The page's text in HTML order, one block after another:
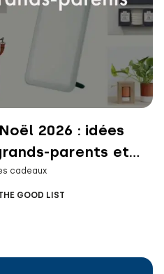
2026 : idées
parents et
parents
cadeaux
GOOD LIST